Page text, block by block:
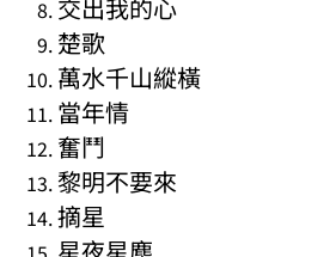
交出我的心
楚歌
萬水千山縱橫
當年情
奮鬥
黎明不要來
摘星